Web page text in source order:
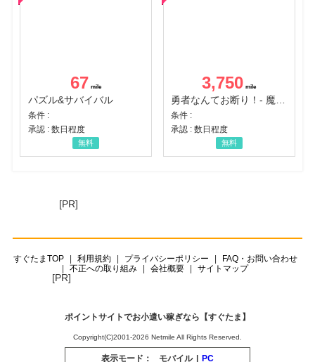
67
パズル&サバイバル
条件 :
承認 : 数日程度
無料
3,750
条件 :
承認 : 数日程度
無料
[PR]
すぐたまTOP 利用規約 プライバシーポリシー
FAQ・お問い合わせ
不正への取り組み
会社概要 サイトマップ
[PR]
ポイントサイトでお小遣い稼ぎなら【すぐたま】
Copyright(C)2001-2026 Netmile All Rights Reserved.
表示モード： モバイル | PC